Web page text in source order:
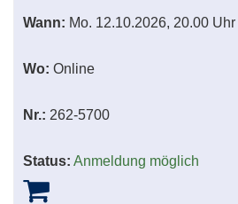
Wann: Mo. 12.10.2026, 20.00 Uhr
Wo: Online
Nr.: 262-5700
Status: Anmeldung möglich